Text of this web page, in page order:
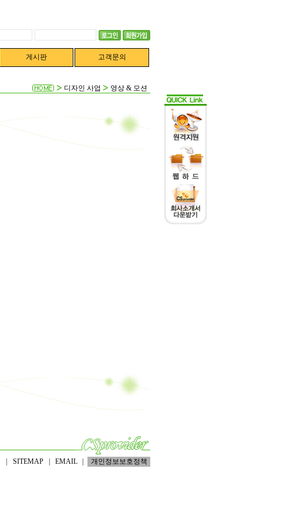
게시판 고객문의
디자인 사업 영상 & 모션
SITEMAP EMAIL 개인정보보호정책